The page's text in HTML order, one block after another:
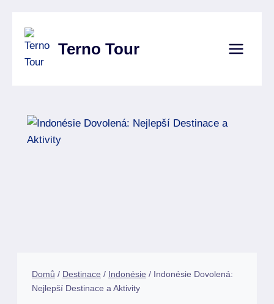
obsah
Terno Tour
Domů / Destinace / Indonésie / Indonésie Dovolená:
Nejlepší Destinace a Aktivity